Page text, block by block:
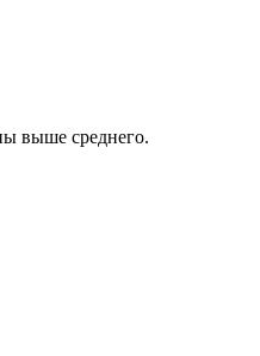
выше среднего.